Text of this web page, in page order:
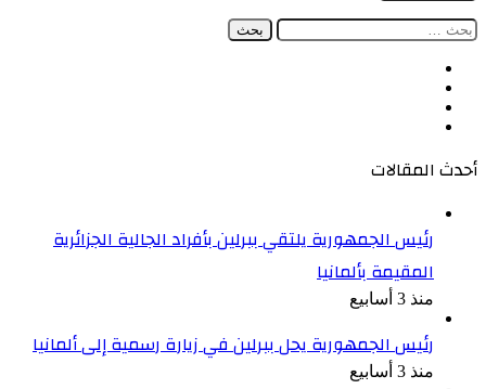
البحث
أحدث المقالات
رئيس الجمهورية يلتقي ببرلين بأفراد الجالية الجزائرية
المقيمة بألمانيا
منذ 3 أسابيع
رئيس الجمهورية يحل ببرلين في زيارة رسمية إلى ألمانيا
منذ 3 أسابيع